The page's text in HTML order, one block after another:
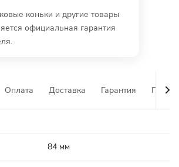
коньки и другие товары
официальная гарантия
Оплата Доставка Гарантия
84 мм